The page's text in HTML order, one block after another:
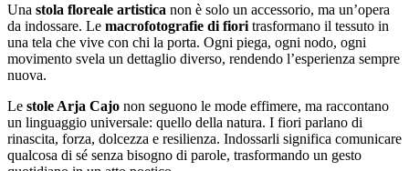
Una stola floreale artistica non è solo un accessorio, ma un’opera
da indossare. Le macrofotografie di fiori trasformano il tessuto in
una tela che vive con chi la porta. Ogni piega, ogni nodo, ogni
movimento svela un dettaglio diverso, rendendo l’esperienza sempre
nuova.
Le stole Arja Cajo non seguono le mode effimere, ma raccontano
un linguaggio universale: quello della natura. I fiori parlano di
rinascita, forza, dolcezza e resilienza. Indossarli significa comunicare
qualcosa di sé senza bisogno di parole, trasformando un gesto